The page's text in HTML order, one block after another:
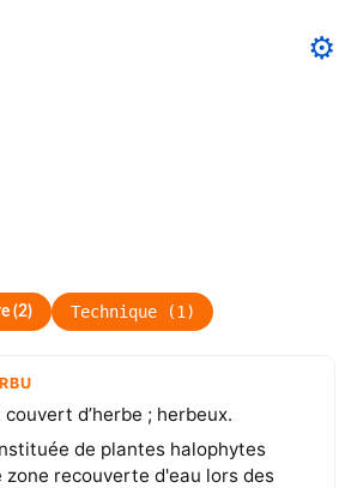
⚙️
(2) Technique(1 )
couvert d’herbe ; herbeux.
de plantes halophytes
zone recouverte d'eau lors des